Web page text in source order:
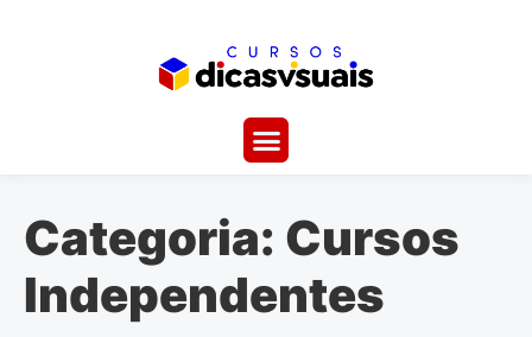
Categoria: Cursos
Independentes